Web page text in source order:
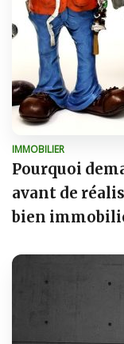
IMMOBILIER
Pourquoi
avant de
bien